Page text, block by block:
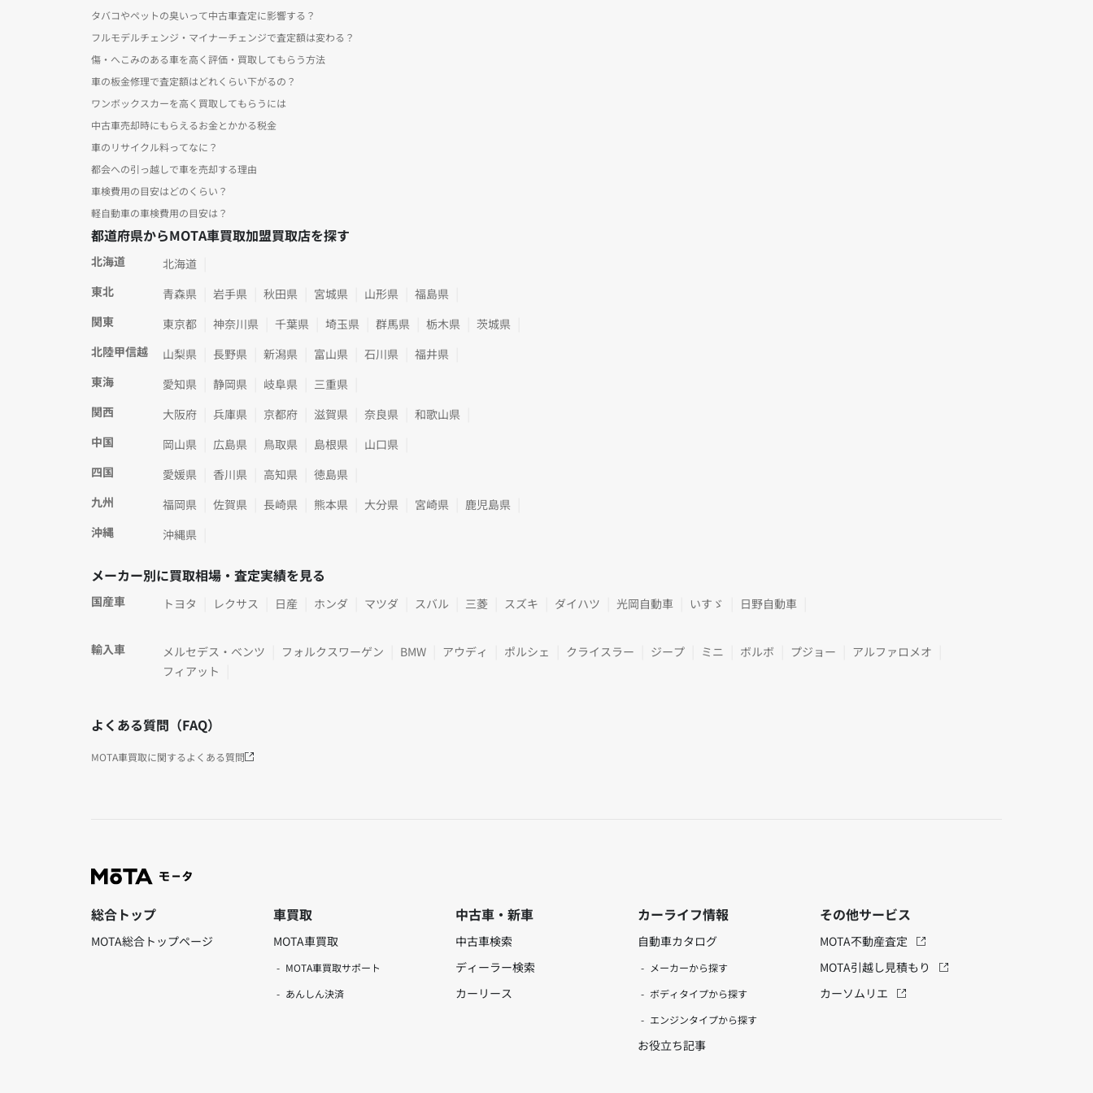
タバコやペットの臭いって中古車査定に影響する？
フルモデルチェンジ・マイナーチェンジで査定額は変わる？
傷・へこみのある車を高く評価・買取してもらう方法
車の板金修理で査定額はどれくらい下がるの？
ワンボックスカーを高く買取してもらうには
中古車売却時にもらえるお金とかかる税金
車のリサイクル料ってなに？
都会への引っ越しで車を売却する理由
車検費用の目安はどのくらい？
軽自動車の車検費用の目安は？
都道府県からMOTA車買取加盟買取店を探す
北海道
北海道
東北
青森県 岩手県 秋田県 宮城県 山形県
福島県
関東
東京都 神奈川県 千葉県 埼玉県 群馬県 栃木県
茨城県
北陸甲信越
山梨県 長野県 新潟県 富山県 石川県
福井県
東海
愛知県 静岡県 岐阜県
三重県
関西
大阪府 兵庫県 京都府 滋賀県 奈良県
和歌山県
中国
岡山県 広島県 鳥取県 島根県
山口県
四国
愛媛県 香川県 高知県
徳島県
九州
福岡県 佐賀県 長崎県 熊本県 大分県 宮崎県
鹿児島県
沖縄
沖縄県
メーカー別に買取相場・査定実績を見る
国産車 トヨタ レクサス 日産 ホンダ マツダ スバル 三菱 スズキ ダイハツ 光岡自動車 いすゞ 日野自動車
輸入車 メルセデス・ベンツ フォルクスワーゲン BMW アウディ ポルシェ クライスラー ジープ ミニ ボルボ プジョー
アルファロメオ
フィアット
よくある質問（FAQ）
MOTA車買取に関するよくある質問
総合トップ
MOTA総合トップページ
車買取
MOTA車買取
MOTA車買取サポート
あんしん決済
中古車・新車
中古車検索
ディーラー検索
カーリース
カーライフ情報
自動車カタログ
メーカーから探す
ボディタイプから探す
エンジンタイプから探す
お役立ち記事
その他サービス
MOTA不動産査定
MOTA引越し見積もり
カーソムリエ